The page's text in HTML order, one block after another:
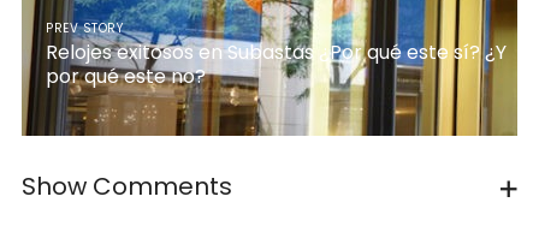
PREV STORY
Relojes exitosos en Subastas ¿Por qué este sí? ¿Y
por qué este no?
Show Comments